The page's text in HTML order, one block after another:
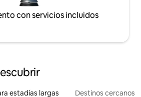
con servicios incluidos
estadías largas Destinos cercanos